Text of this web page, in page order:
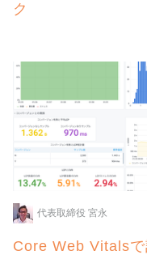
ク
代表取締役 宮永
Core Web Vitals